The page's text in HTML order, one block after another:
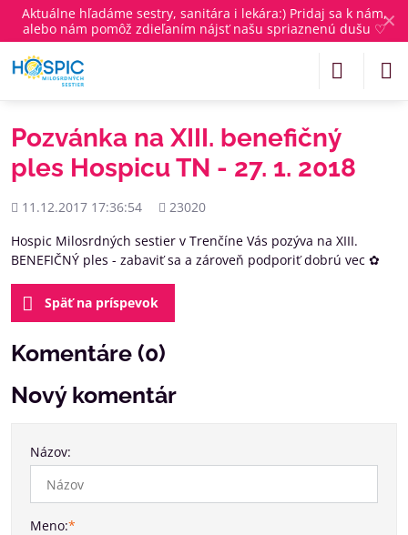
✕
Aktuálne hľadáme sestry, sanitára i lekára:) Pridaj sa k nám,
alebo nám pomôž zdieľaním nájsť našu spriaznenú dušu ♡
Pozvánka na XIII. benefičný
ples Hospicu TN - 27. 1. 2018
Pridané
11.12.2017 17:36:54
Počet
23020
Hospic Milosrdných sestier v Trenčíne Vás pozýva na XIII.
BENEFIČNÝ ples - zabaviť sa a zároveň podporiť dobrú vec ✿
Späť na príspevok
Komentáre (0)
Nový komentár
Názov:
Meno:*